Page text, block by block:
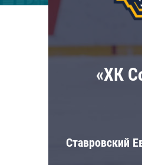
«ХК
Ставровский